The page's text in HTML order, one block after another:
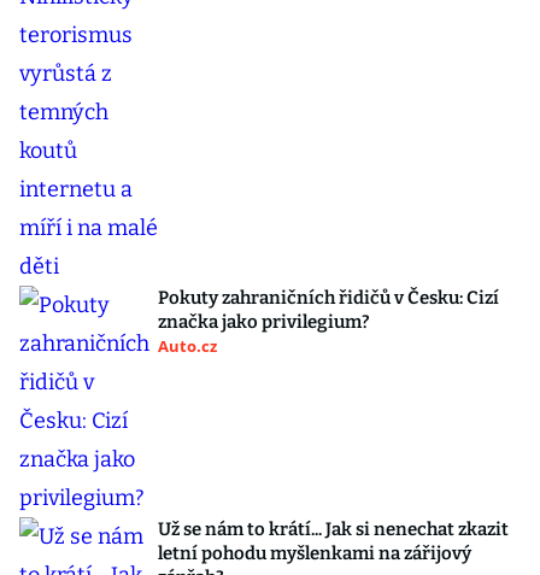
Pokuty zahraničních řidičů v Česku: Cizí
značka jako privilegium?
Auto.cz
Už se nám to krátí... Jak si nenechat zkazit
letní pohodu myšlenkami na zářijový